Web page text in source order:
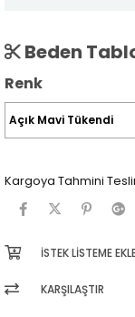
Beden
Renk
Kargoya Tahmini
İSTEK LISTEME
KARŞILAŞTIR